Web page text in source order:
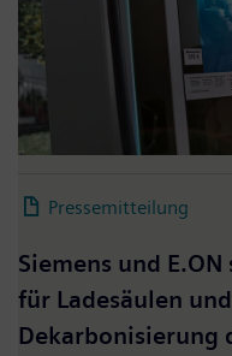
Pressemitteilung
Siemens und
für Ladesäulen
Dekarbonisierung